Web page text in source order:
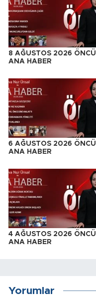
8 AĞUSTOS 2026 ÖNCÜ
ANA HABER
6 AĞUSTOS 2026 ÖNCÜ
ANA HABER
4 AĞUSTOS 2026 ÖNCÜ
ANA HABER
Yorumlar